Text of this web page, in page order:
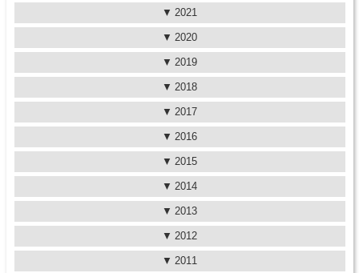
2021
2020
2019
2018
2017
2016
2015
2014
2013
2012
2011